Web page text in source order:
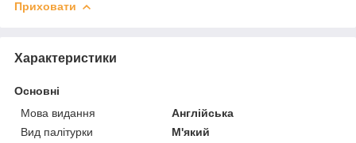
Приховати
Характеристики
Основні
Мова видання
Англійська
Вид палітурки
М'який